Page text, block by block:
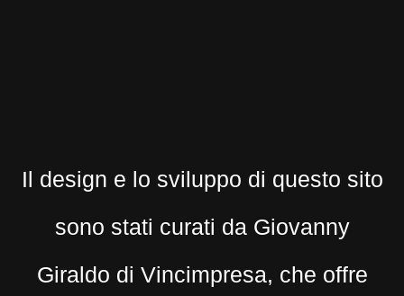
Il design e lo sviluppo di questo sito
sono stati curati da Giovanny
Giraldo di Vincimpresa, che offre